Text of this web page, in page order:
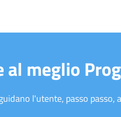
meglio
l'utente, passo